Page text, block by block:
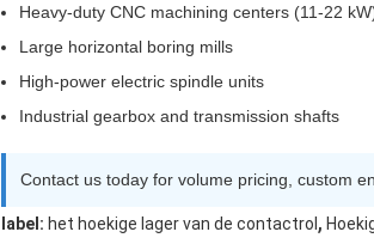
Heavy-duty CNC machining centers (11-22
Large horizontal boring mills
High-power electric spindle units
Industrial gearbox and transmission shafts
Contact us today for volume pricing, custom
label: het hoekige lager van de contactrol ,